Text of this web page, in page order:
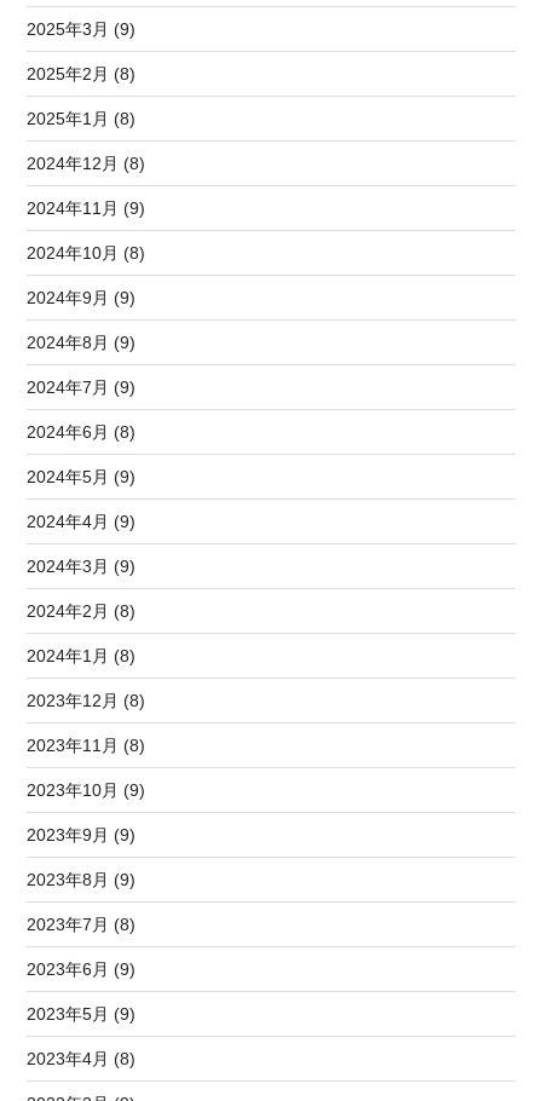
2025年3月 (9)
2025年2月 (8)
2025年1月 (8)
2024年12月 (8)
2024年11月 (9)
2024年10月 (8)
2024年9月 (9)
2024年8月 (9)
2024年7月 (9)
2024年6月 (8)
2024年5月 (9)
2024年4月 (9)
2024年3月 (9)
2024年2月 (8)
2024年1月 (8)
2023年12月 (8)
2023年11月 (8)
2023年10月 (9)
2023年9月 (9)
2023年8月 (9)
2023年7月 (8)
2023年6月 (9)
2023年5月 (9)
2023年4月 (8)